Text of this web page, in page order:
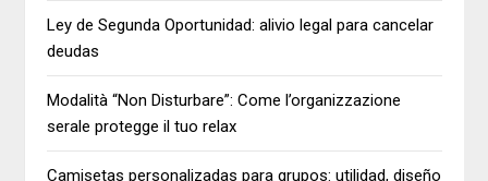
Ley de Segunda Oportunidad: alivio legal para cancelar
deudas
Modalità “Non Disturbare”: Come l’organizzazione
serale protegge il tuo relax
Camisetas personalizadas para grupos: utilidad, diseño